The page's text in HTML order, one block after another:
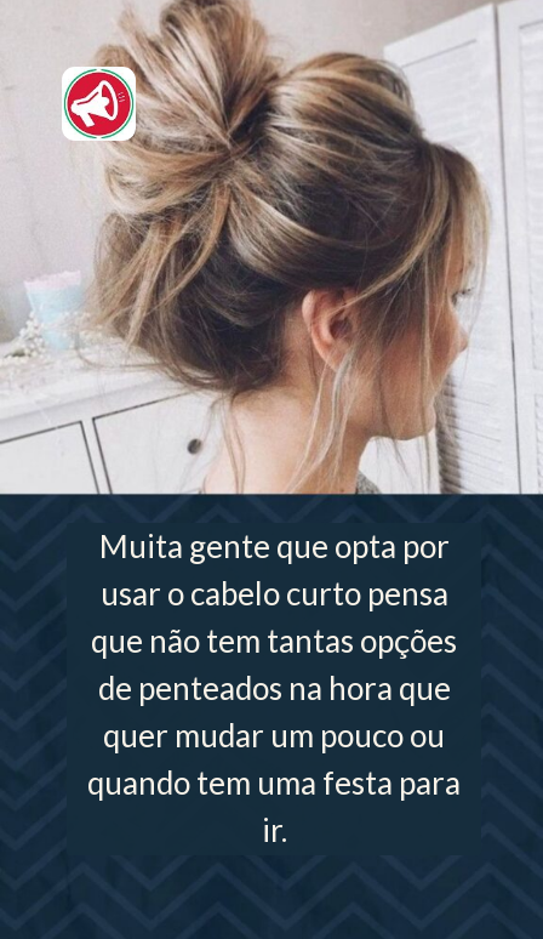
Muita gente que opta por
usar o cabelo curto pensa
que não tem tantas opções
de penteados na hora que
quer mudar um pouco ou
quando tem uma festa para
ir.